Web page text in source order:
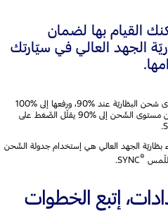
القيام بها لضمان
الجهد العالي في سيّارتك
للإستخدام اليومي، يُنصح بالحفاظ على مستوى شحن البطّاريّة عند %90، ورفعها إلى %100
فقط عند التّخطيط للرّحلات الطّويلة. الحدّ من مستوى الشّحن إلى %90 يقلّل الضّغط على
الجهد العالي هي إستخدام جدولة الشّحن
®
SYNC.
إتبع الخطوات